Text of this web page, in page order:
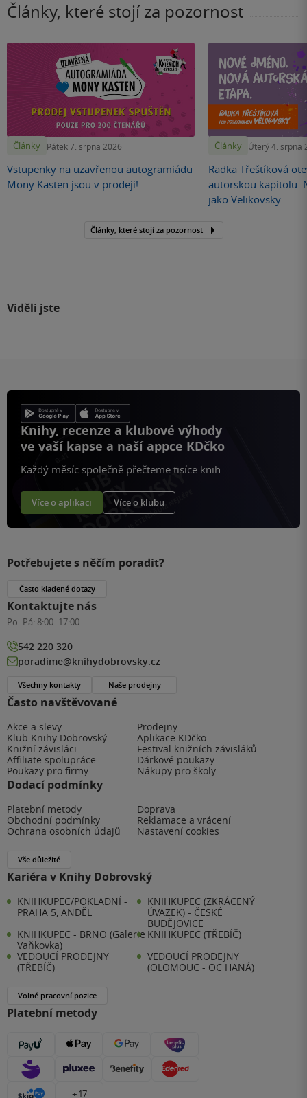
Články, které stojí za pozornost
Články Pátek 7. srpna 2026
Vstupenky na uzavřenou autogramiádu
Mony Kasten jsou v prodeji!
Články Úterý 4. srpna
Radka Třeštíková
autorskou kapitolu.
jako Velikovsky
Články, které stojí za pozornost
Viděli jste
Knihy, recenze a klubové výhody
ve vaší kapse a naší appce KDčko
Každý měsíc společně přečteme tisíce knih
Více o aplikaci Více o klubu
Často navštěvované
Akce a slevy
Prodejny
Klub Knihy Dobrovský
Aplikace KDčko
Knižní závisláci
Festival knižních závisláků
Affiliate spolupráce
Dárkové poukazy
Poukazy pro firmy
Nákupy pro školy
Dodací podmínky
Platební metody
Doprava
Obchodní podmínky
Reklamace a vrácení
Ochrana osobních údajů
Nastavení cookies
Vše důležité
Kariéra v Knihy Dobrovský
KNIHKUPEC/POKLADNÍ -
PRAHA 5, ANDĚL
KNIHKUPEC (ZKRÁCENÝ
ÚVAZEK) - ČESKÉ
BUDĚJOVICE
KNIHKUPEC - BRNO (Galerie
Vaňkovka)
KNIHKUPEC (TŘEBÍČ)
VEDOUCÍ PRODEJNY
(TŘEBÍČ)
VEDOUCÍ PRODEJNY
(OLOMOUC - OC HANÁ)
Volné pracovní pozice
Platební metody
+ 17
Potřebujete s něčím poradit?
Často kladené dotazy
Kontaktujte nás
Po–Pá: 8:00–17:00
542 220 320
poradime@knihydobrovsky.cz
Všechny kontakty Naše prodejny